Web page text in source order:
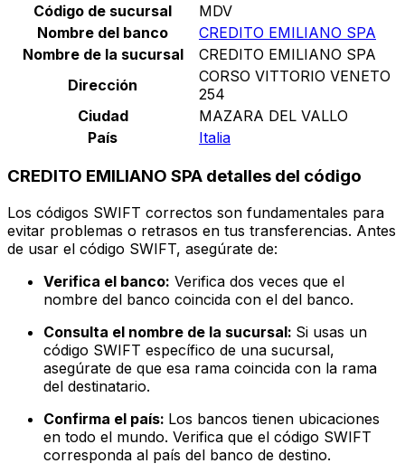
Código de sucursal
MDV
Nombre del banco
CREDITO EMILIANO SPA
Nombre de la sucursal
CREDITO EMILIANO SPA
Dirección
CORSO VITTORIO VENETO
254
Ciudad
MAZARA DEL VALLO
País
Italia
CREDITO EMILIANO SPA detalles del código
Los códigos SWIFT correctos son fundamentales para
evitar problemas o retrasos en tus transferencias. Antes
de usar el código SWIFT, asegúrate de:
Verifica el banco: Verifica dos veces que el
nombre del banco coincida con el del banco.
Consulta el nombre de la sucursal: Si usas un
código SWIFT específico de una sucursal,
asegúrate de que esa rama coincida con la rama
del destinatario.
Confirma el país: Los bancos tienen ubicaciones
en todo el mundo. Verifica que el código SWIFT
corresponda al país del banco de destino.